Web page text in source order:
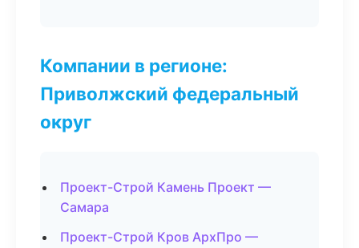
Компании в регионе:
Приволжский федеральный
округ
Проект-Строй Камень Проект —
Самара
Проект-Строй Кров АрхПро —